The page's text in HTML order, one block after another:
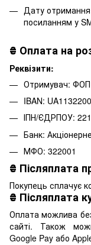
Дату отримання
посиланням у
₴ Оплата на
Реквізити:
Отримувач: ФОП
IBAN:
ІПН/ЄДРПОУ:
Банк:
МФО: 322001
₴ Післяплата
Покупець сплачує
₴ Післяплата
Оплата можлива
сайті. Також
Google Pay або